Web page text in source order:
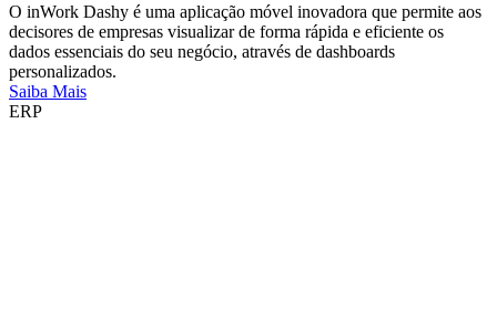
O inWork Dashy é uma aplicação móvel inovadora que permite aos
decisores de empresas visualizar de forma rápida e eficiente os
dados essenciais do seu negócio, através de dashboards
personalizados.
Saiba Mais
ERP